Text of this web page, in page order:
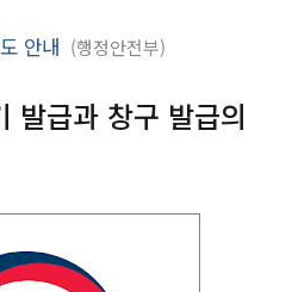
안내 행정안전부
발급과 창구 발급의